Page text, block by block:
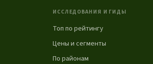
ИССЛЕДОВАНИЯ И ГИДЫ
Топ по рейтингу
Цены и сегменты
По районам